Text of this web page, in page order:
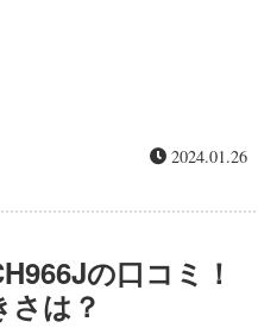
2024.01.26
の口コミ！
さは？